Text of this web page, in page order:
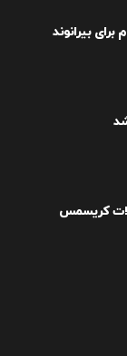
بیرانوند
کریسمس